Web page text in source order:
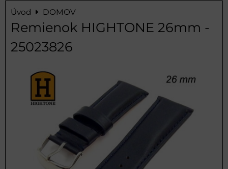
Úvod DOMOV
Remienok HIGHTONE 26mm -
25023826